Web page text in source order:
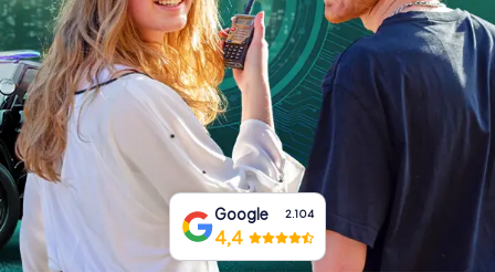
Boek tickets
Koop cadeaubonnen
Google 2.104
4,4